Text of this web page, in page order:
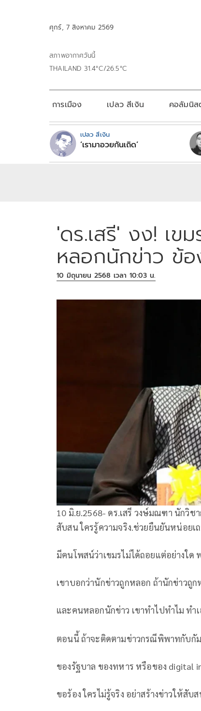
ศุกร์, 7 สิงหาคม 2569
สภาพอากาศวันนี้
THAILAND 31.4°C/26.5°C
การเมือง เปลว สีเงิน คอลัมนิส
เปลว สีเงิน
‘เรามาอวยกันเถิด’
'ดร.เสรี' งง! เ
หลอกนักข่าว ข้อ
10 มิถุนายน 2568 เวลา 10:03 น.
10 มิ.ย.2568- ดร.เสรี วงษ์มณฑา นักวิช
สับสน ใครรู้ความจริง.ช่วยยืนยันหน่อยเ
มีคนโพสน์ว่าเขมรไม่ได้ถอยแต่อย่างใด
เขาบอกว่านักข่าวถูกหลอก ถ้านักข่าวถู
และคนหลอกนักข่าว เขาทำไปทำไม ทำ
ตอนนี้ ถ้าจะติดตามข่าวกรณีพิพาทกับกั
ของรัฐบาล ของทหาร หรือของ digital
ขอร้อง ใครไม่รู้จริง อย่าสร้างข่าวให้สับ